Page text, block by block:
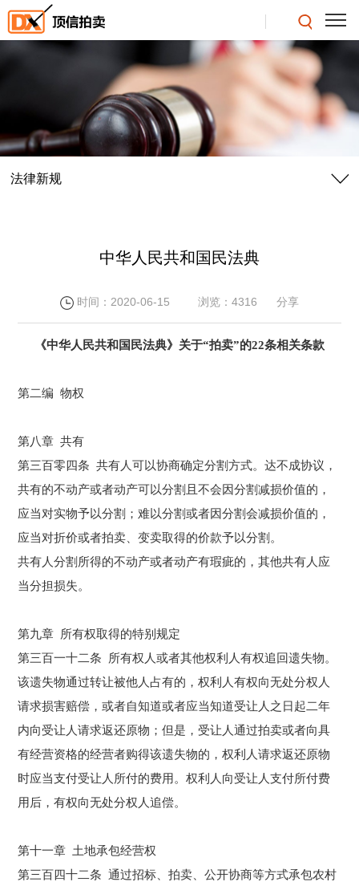
法律新规
中华人民共和国民法典
时间：2020-06-15 浏览：4316 分享
《中华人民共和国民法典》 关于“拍卖”的22条相关条款
第二编 物权
第八章 共有
第三百零四条 共有人可以协商确定分割方式。达不成协议，
共有的不动产或者动产可以分割且不会因分割减损价值的，
应当对实物予以分割；难以分割或者因分割会减损价值的，
应当对折价或者拍卖、变卖取得的价款予以分割。
共有人分割所得的不动产或者动产有瑕疵的，其他共有人应
当分担损失。
第九章 所有权取得的特别规定
第三百一十二条 所有权人或者其他权利人有权追回遗失物。
该遗失物通过转让被他人占有的，权利人有权向无处分权人
请求损害赔偿，或者自知道或者应当知道受让人之日起二年
内向受让人请求返还原物；但是，受让人通过拍卖或者向具
有经营资格的经营者购得该遗失物的，权利人请求返还原物
时应当支付受让人所付的费用。权利人向受让人支付所付费
用后，有权向无处分权人追偿。
第十一章 土地承包经营权
第三百四十二条 通过招标、 拍卖、公开协商等方式承包农村